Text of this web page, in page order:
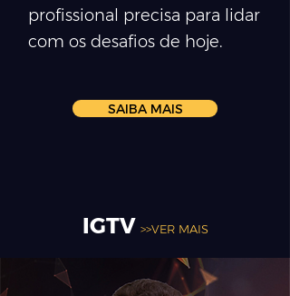
profissional precisa para lidar
com os desafios de hoje.
SAIBA MAIS
IGTV >>VER MAIS